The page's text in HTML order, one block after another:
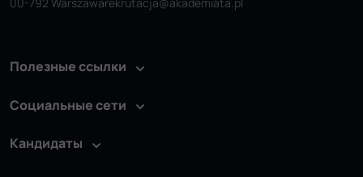
Полезные ссылки
Социальные сети
Кандидаты